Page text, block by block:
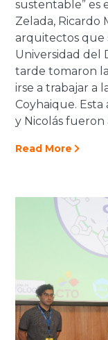
sustentable” es
Zelada, Ricardo
arquitectos que
Universidad del
tarde tomaron
irse a trabajar a
Coyhaique.
y Nicolás fueron
Read More